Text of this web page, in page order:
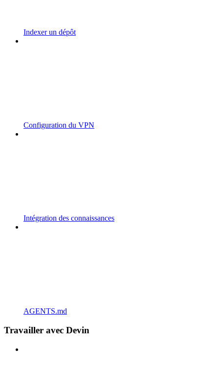
Indexer un dépôt
Configuration du VPN
Intégration des connaissances
AGENTS.md
Travailler avec Devin